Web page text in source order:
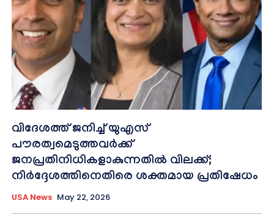
വിദേശത്ത് ജനിച്ച് യുഎസ്
പൗരത്വമെടുത്തവർക്ക്
ജനപ്രതിനിധികളാകുന്നതിൽ വിലക്ക്;
നിർദ്ദേശത്തിനെതിരെ ശക്തമായ പ്രതിഷേധം
USA News May 22, 2026